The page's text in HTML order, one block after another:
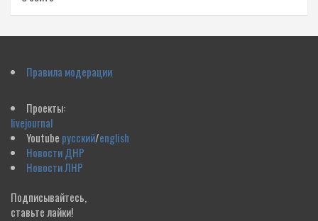
Правила модерации
Проекты:
livejournal
Youtube русский/english
Новости ДНР
Новости ЛНР
Подписывайтесь,
ставьте лайки!